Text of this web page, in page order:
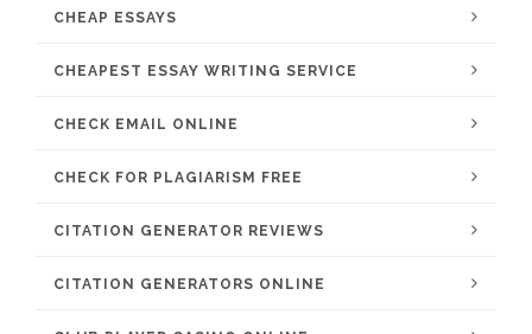
CHEAP ESSAYS
CHEAPEST ESSAY WRITING SERVICE
CHECK EMAIL ONLINE
CHECK FOR PLAGIARISM FREE
CITATION GENERATOR REVIEWS
CITATION GENERATORS ONLINE